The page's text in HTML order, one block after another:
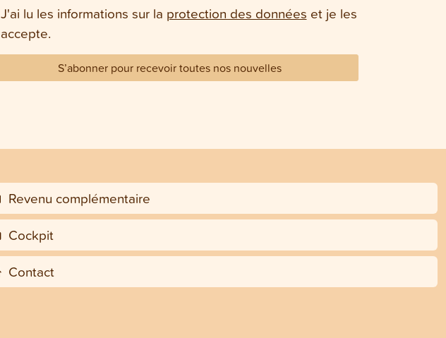
J'ai lu les informations sur la protection des données et je les
accepte.
S’abonner pour recevoir toutes nos nouvelles
Revenu complémentaire
Cockpit
Contact